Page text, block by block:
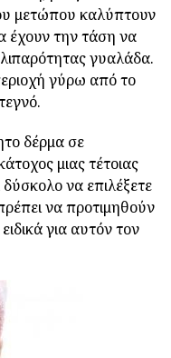
μετώπου καλύπτουν
έχουν την τάση να
γυαλάδα.
γύρω από το
δέρμα σε
μιας τέτοιας
να επιλέξετε
να προτιμηθούν
για αυτόν τον